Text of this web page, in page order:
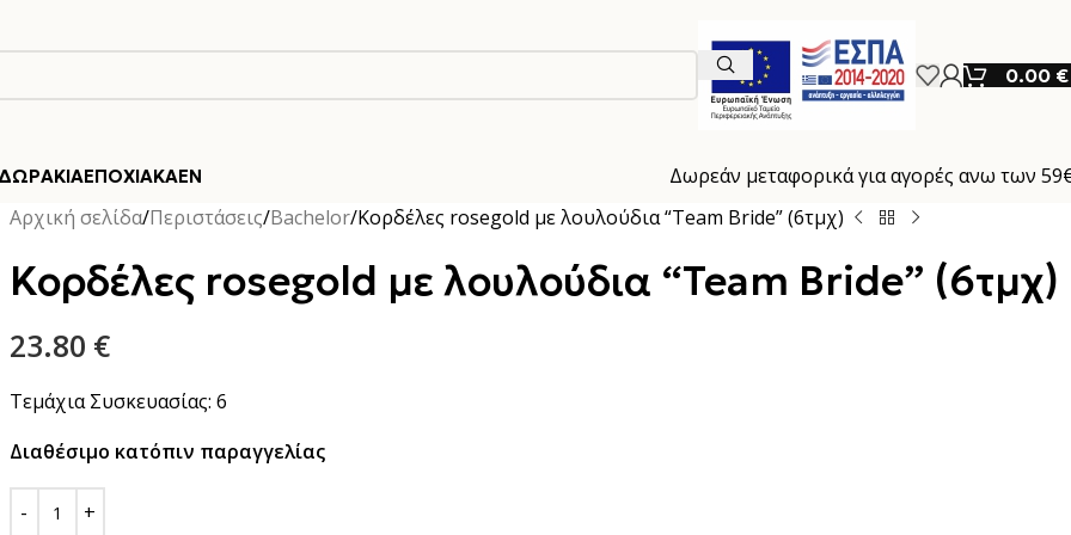
0.00 €
ΔΩΡΆΚΙΑΕΠΟΧΙΑΚΆEN
Δωρεάν μεταφορικά για αγορές ανω των
Αρχική σελίδα Περιστάσεις Bachelor Κορδέλες rosegold με λουλούδια “Team Bride” (6τμχ)
Κορδέλες rosegold με λουλούδια “Team Bride” (6τμχ)
23.80 €
Τεμάχια Συσκευασίας: 6
Διαθέσιμο κατόπιν παραγγελίας